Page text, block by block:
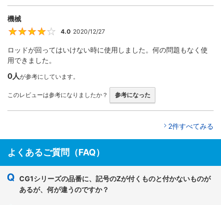
機械
4
4.0 2020/12/27
ロッドが回ってはいけない時に使用しました。何の問題もなく使
用できました。
0人が参考にしています。
このレビューは参考になりましたか？ 参考になった
2件すべてみる
よくあるご質問（FAQ）
CG1シリーズの品番に、記号のZが付くものと付かないものが
あるが、何が違うのですか？